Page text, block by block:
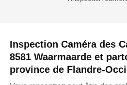
Inspection Caméra des
8581 Waarmaarde et
province de Flandre-